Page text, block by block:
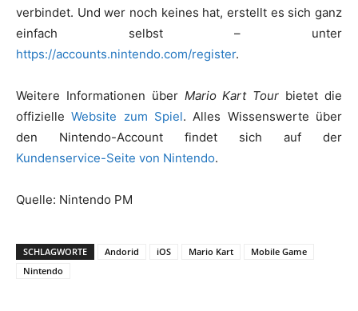
verbindet. Und wer noch keines hat, erstellt es sich ganz
einfach selbst – unter
https://accounts.nintendo.com/register.
Weitere Informationen über Mario Kart Tour bietet die
offizielleWebsite zum Spiel. Alles Wissenswerte über
den Nintendo-Account findet sich auf der
Kundenservice-Seite von Nintendo.
Quelle: Nintendo PM
SCHLAGWORTE Andorid iOS Mario Kart
Mobile Game
Nintendo